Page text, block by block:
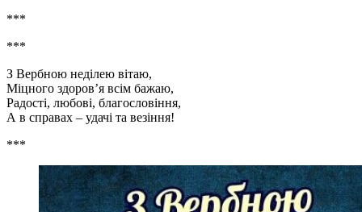
***
***
З Вербною неділею вітаю,
Міцного здоров’я всім бажаю,
Радості, любові, благословіння,
А в справах – удачі та везіння!
***